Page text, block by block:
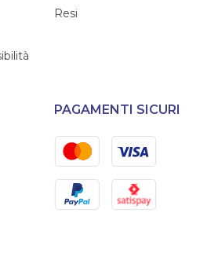
Resi
PAGAMENTI SICURI
MastercardVisa
PayPal Satispay